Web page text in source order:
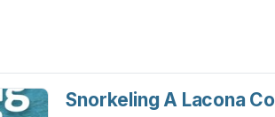
Snorkeling A Lacona